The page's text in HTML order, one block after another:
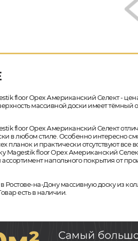
floor Орех Американский Селект - цена
массивной доски имеет тёмный
floor Орех Американский Селект
в любом стиле. Особенно интересно
планок и практически отсутствуют
Magestik floor Орех Американский
напольного покрытия от
в Ростове-на-Дону массивную доску из
есть в наличии.